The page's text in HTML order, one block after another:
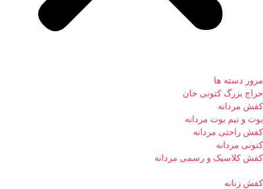
مرور دسته ها
حراج بزرگ کتونی خان
کفش مردانه
بوت و نیم بوت مردانه
کفش راحتی مردانه
کتونی مردانه
کفش کلاسیک و رسمی مردانه
کفش زنانه